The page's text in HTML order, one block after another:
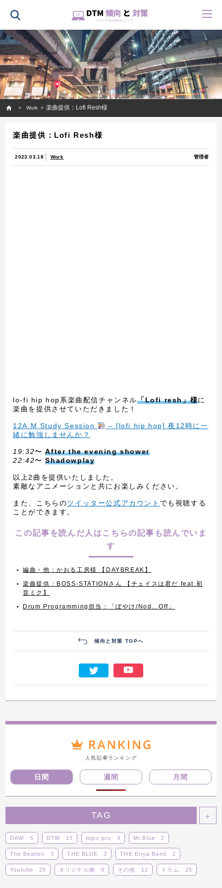
Work
楽曲提供：Lofi Resh様
楽曲提供：Lofi Resh様
2023.03.18 Work 管理者
lo-fi hip hop系楽曲配信チャンネル「Lofi resh」様に
楽曲を提供させていただきました！
12A.M Study Session
– [lofi hip hop] 夜12時に一
緒に勉強しませんか？
19:32〜After the evening shower
22:42〜Shadowplay
以上2曲を提供いたしました。
素敵なアニメーションと共にお楽しみください。
また、こちらのツイッター公式アカウント でも視聴する
ことができます。
この記事を読んだ人はこちらの記事も読んでいま
す
編曲・他：かおる工房様 【DAYBREAK】
楽曲提供：BOSS-STATIONさん 【チェイスは君だ feat.初
音ミク】
Drum Programming担当：「ぼやけ/Nod…Off」
傾向と対策 TOPへ
人気記事ランキング
日間 週間 月間
TAG ＋
DAW 5 DTM 13 logic pro 3 Mr.Blue 2
The Beatles 3 THE BLUE 3 THE Eriya Band 2
Youtube 25 オリジナル曲 8 その他 12 ドラム 25